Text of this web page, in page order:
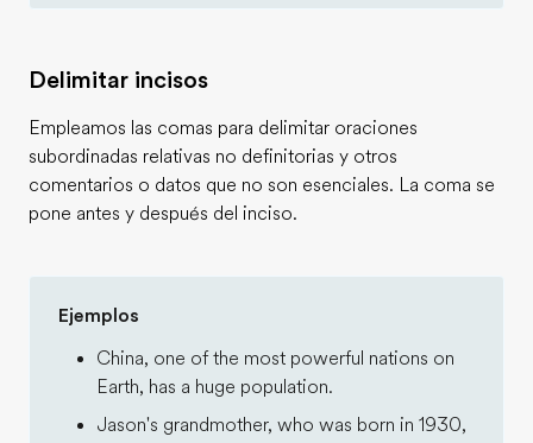
Delimitar incisos
Empleamos las comas para delimitar oraciones
subordinadas relativas no definitorias y otros
comentarios o datos que no son esenciales. La coma se
pone antes y después del inciso.
Ejemplos
China, one of the most powerful nations on
Earth, has a huge population.
Jason's grandmother, who was born in 1930,